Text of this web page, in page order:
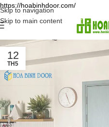
https://hoabinhdoor.com/
Skip to navigation
Skip to main content
12
TH5